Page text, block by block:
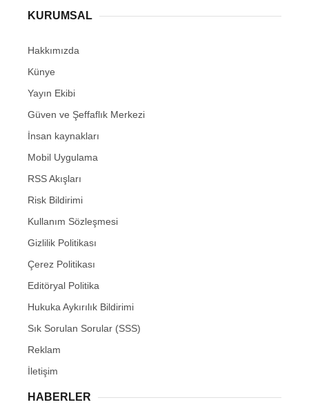
KURUMSAL
Hakkımızda
Künye
Yayın Ekibi
Güven ve Şeffaflık Merkezi
İnsan kaynakları
Mobil Uygulama
RSS Akışları
Risk Bildirimi
Kullanım Sözleşmesi
Gizlilik Politikası
Çerez Politikası
Editöryal Politika
Hukuka Aykırılık Bildirimi
Sık Sorulan Sorular (SSS)
Reklam
İletişim
HABERLER